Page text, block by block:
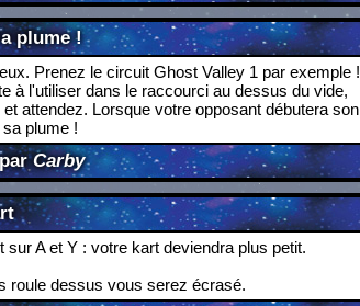
plume !
Carby
Prenez le circuit Ghost Valley 1 par exemple !
à l'utiliser dans le raccourci au dessus du vide,
attendez. Lorsque votre opposant débutera son
plume !
A et Y : votre kart deviendra plus petit.
roule dessus vous serez écrasé.